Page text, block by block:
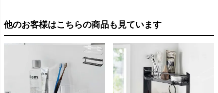
他のお客様はこちらの商品も見ています